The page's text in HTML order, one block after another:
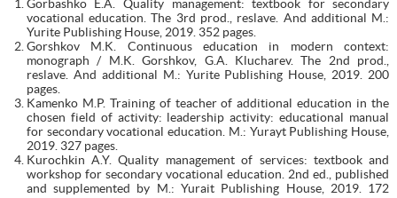
Gorbashko E.A. Quality management: textbook for secondary
vocational education. The 3rd prod., reslave. And additional M.:
Yurite Publishing House, 2019. 352 pages.
Gorshkov M.K. Continuous education in modern context:
monograph / M.K. Gorshkov, G.A. Klucharev. The 2nd prod.,
reslave. And additional M.: Yurite Publishing House, 2019. 200
pages.
Kamenko M.P. Training of teacher of additional education in the
chosen field of activity: leadership activity: educational manual
for secondary vocational education. M.: Yurayt Publishing House,
2019. 327 pages.
Kurochkin A.Y. Quality management of services: textbook and
workshop for secondary vocational education. 2nd ed., published
and supplemented by M.: Yurait Publishing House, 2019. 172